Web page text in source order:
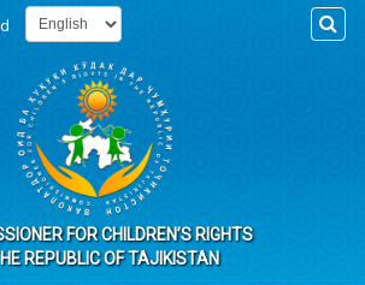
FOR CHILDREN’S RIGHTS
REPUBLIC OF TAJIKISTAN